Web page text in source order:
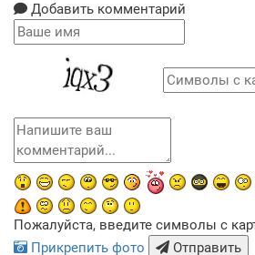
Добавить комментарий
Пожалуйста, введите символы с
Прикрепить фото
Отправить